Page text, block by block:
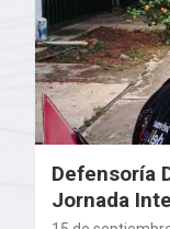
Defensoría
Jornada